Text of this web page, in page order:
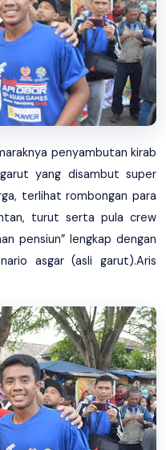
penyambutan kirab
yang disambut super
terlihat rombongan para
turut serta pula crew
pensiun” lengkap dengan
asgar (asli garut).Aris